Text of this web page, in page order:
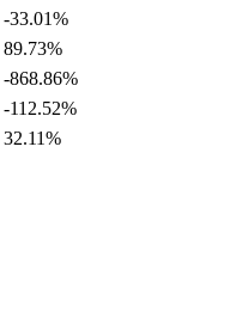
-33.01%
89.73%
-868.86%
-112.52%
32.11%